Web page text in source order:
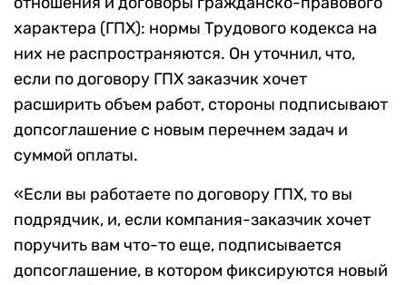
характера (ГПХ): нормы Трудового кодекса на
них не распространяются. Он уточнил, что,
если по договору ГПХ заказчик хочет
расширить объем работ, стороны подписывают
допсоглашение с новым перечнем задач и
суммой оплаты.
«Если вы работаете по договору ГПХ, то вы
подрядчик, и, если компания-заказчик хочет
поручить вам что-то еще, подписывается
допсоглашение, в котором фиксируются новый